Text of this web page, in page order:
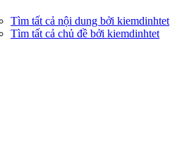
Tìm tất cả nội dung bởi kiemdinhtet
Tìm tất cả chủ đề bởi kiemdinhtet